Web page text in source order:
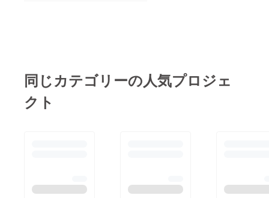
同じカテゴリーの人気プロジェ
クト